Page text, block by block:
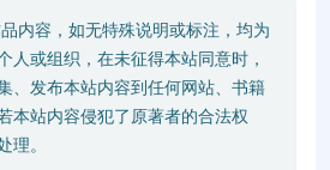
内容，如无特殊说明或标注，均为
人或组织，在未征得本站同意时，
、发布本站内容到任何网站、书籍
本站内容侵犯了原著者的合法权
理。